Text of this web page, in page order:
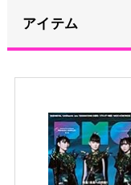
【元NMB48】安
冨里奈央ちゃん
坂46】
日本独自企画・
アイテム